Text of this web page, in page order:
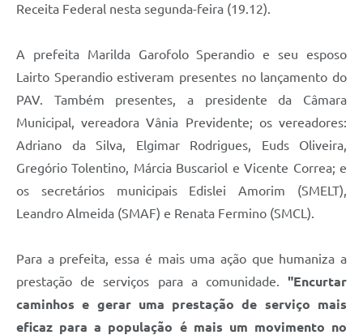
Receita Federal nesta segunda-feira (19.12).
A prefeita Marilda Garofolo Sperandio e seu esposo
Lairto Sperandio estiveram presentes no lançamento do
PAV. Também presentes, a presidente da Câmara
Municipal, vereadora Vânia Previdente; os vereadores:
Adriano da Silva, Elgimar Rodrigues, Euds Oliveira,
Gregório Tolentino, Márcia Buscariol e Vicente Correa; e
os secretários municipais Edislei Amorim (SMELT),
Leandro Almeida (SMAF) e Renata Fermino (SMCL).
Para a prefeita, essa é mais uma ação que humaniza a
prestação de serviços para a comunidade.
"Encurtar
caminhos e gerar uma prestação de serviço mais
eficaz para a população é mais um movimento no